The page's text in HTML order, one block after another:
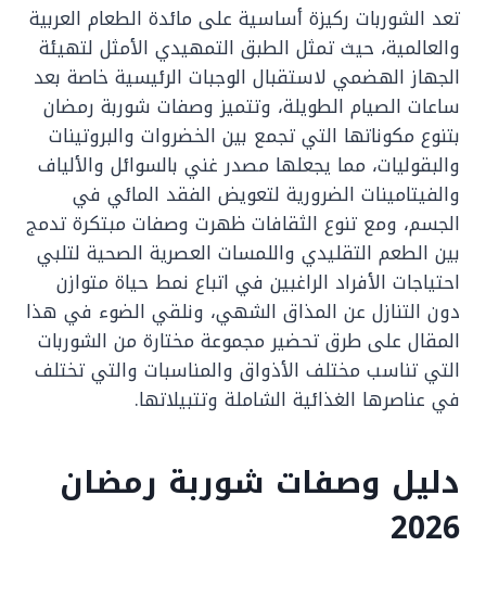
تعد الشوربات ركيزة أساسية على مائدة الطعام العربية
والعالمية، حيث تمثل الطبق التمهيدي الأمثل لتهيئة
الجهاز الهضمي لاستقبال الوجبات الرئيسية خاصة بعد
ساعات الصيام الطويلة، وتتميز وصفات شوربة رمضان
بتنوع مكوناتها التي تجمع بين الخضروات والبروتينات
والبقوليات، مما يجعلها مصدر غني بالسوائل والألياف
والفيتامينات الضرورية لتعويض الفقد المائي في
الجسم، ومع تنوع الثقافات ظهرت وصفات مبتكرة تدمج
بين الطعم التقليدي واللمسات العصرية الصحية لتلبي
احتياجات الأفراد الراغبين في اتباع نمط حياة متوازن
دون التنازل عن المذاق الشهي، ونلقي الضوء في هذا
المقال على طرق تحضير مجموعة مختارة من الشوربات
التي تناسب مختلف الأذواق والمناسبات والتي تختلف
في عناصرها الغذائية الشاملة وتتبيلاتها.
دليل وصفات شوربة رمضان
2026